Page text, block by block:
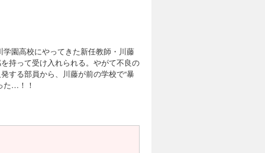
園高校にやってきた新任教師・川藤
持って受け入れられる。やがて不良の
する部員から、川藤が前の学校で“暴
た…！！